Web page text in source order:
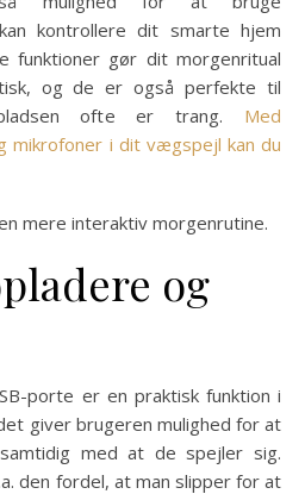
kontrollere dit smarte hjem
funktioner gør dit morgenritual
og de er også perfekte til
ofte er trang. Med
mikrofoner i dit vægspejl kan du
mere interaktiv morgenrutine.
og
porte er en praktisk funktion i
giver brugeren mulighed for at
med at de spejler sig.
den fordel, at man slipper for at